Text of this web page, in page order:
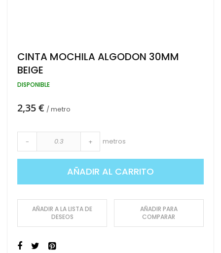
Saltar
al
comienzo
la
de
imágenes
CINTA MOCHILA ALGODON 30MM
BEIGE
DISPONIBLE
2,35 € / metro
- + metros
AÑADIR AL CARRITO
AÑADIR A LA LISTA DE
DESEOS
AÑADIR PARA
COMPARAR